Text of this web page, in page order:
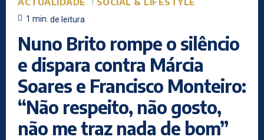
1 min. de leitura
Nuno Brito rompe o silêncio
e dispara contra Márcia
Soares e Francisco Monteiro:
“Não respeito, não gosto,
não me traz nada de bom”